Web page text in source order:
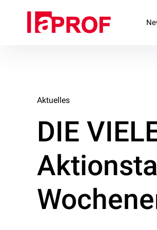
überspringenlaPROF
Landesverband Professionelle Freie
Aktuelles
DIE